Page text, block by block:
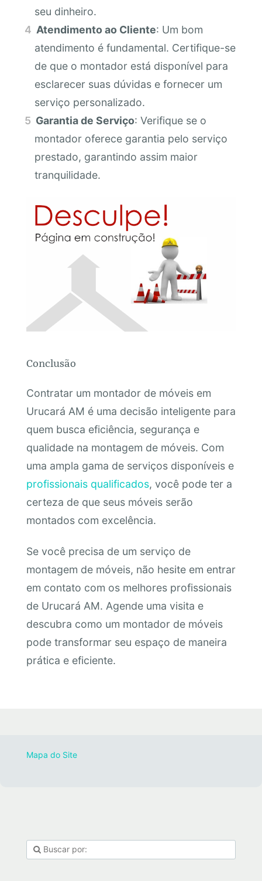
seu dinheiro.
Atendimento ao Cliente: Um bom
atendimento é fundamental. Certifique-se
de que o montador está disponível para
esclarecer suas dúvidas e fornecer um
serviço personalizado.
Garantia de Serviço: Verifique se o
montador oferece garantia pelo serviço
prestado, garantindo assim maior
tranquilidade.
Conclusão
Contratar um montador de móveis em
Urucará AM é uma decisão inteligente para
quem busca eficiência, segurança e
qualidade na montagem de móveis. Com
uma ampla gama de serviços disponíveis e
profissionais qualificados, você pode ter a
certeza de que seus móveis serão
montados com excelência.
Se você precisa de um serviço de
montagem de móveis, não hesite em entrar
em contato com os melhores profissionais
de Urucará AM. Agende uma visita e
descubra como um montador de móveis
pode transformar seu espaço de maneira
prática e eficiente.
Mapa do Site